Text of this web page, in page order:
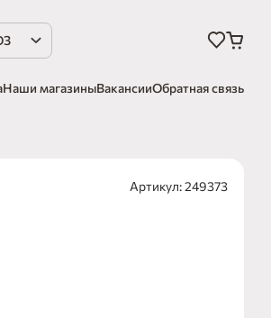
Наши магазиныВакансииОбратная связь
Артикул: 249373